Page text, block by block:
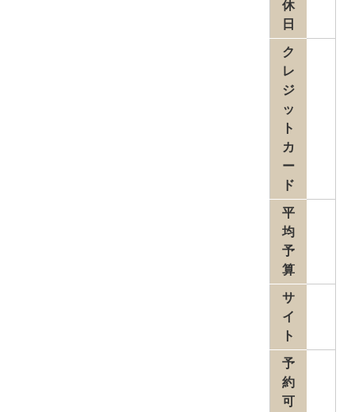
休
日
ク
レ
ジ
ッ
ト
カ
ー
ド
平
均
予
算
サ
イ
ト
予
約
可